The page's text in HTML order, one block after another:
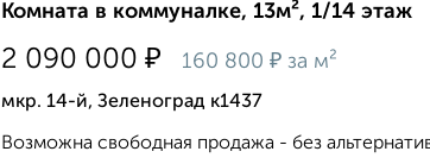
Комната в коммуналке, 13м², 1/14 этаж
2 090 000 ₽ 160 800 ₽ за м²
мкр. 14-й, Зеленоград к1437
Возможна свободная продажа - без